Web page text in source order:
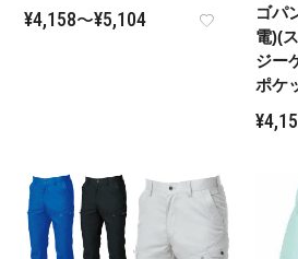
¥4,158〜¥5,104
ゴパ
電)(
ジー
ポケ
¥